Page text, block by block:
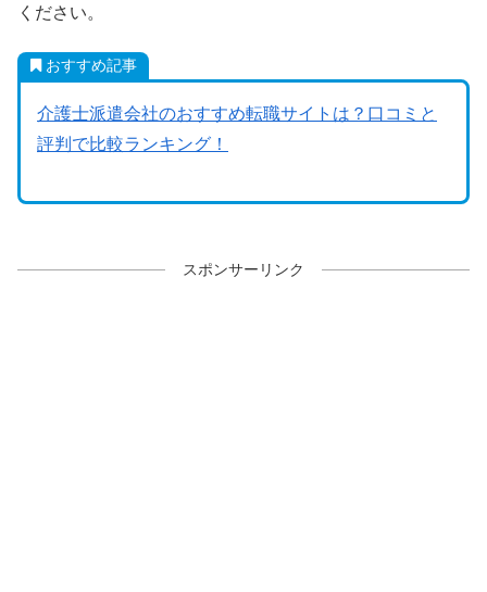
ください。
おすすめ記事
介護士派遣会社のおすすめ転職サイトは？口コミと
評判で比較ランキング！
スポンサーリンク